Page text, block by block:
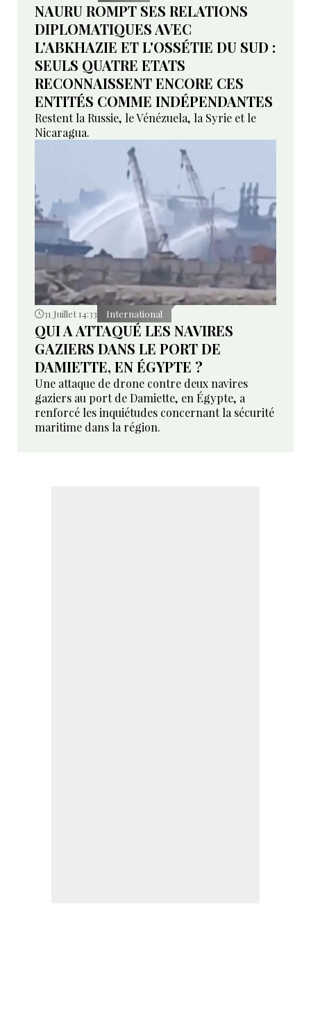
NAURU ROMPT SES RELATIONS
DIPLOMATIQUES AVEC
L'ABKHAZIE ET L'OSSÉTIE DU SUD :
SEULS QUATRE ETATS
RECONNAISSENT ENCORE CES
ENTITÉS COMME INDÉPENDANTES
Restent la Russie, le Vénézuela, la Syrie et le
Nicaragua.
31 Juillet 14:33 International
QUI A ATTAQUÉ LES NAVIRES
GAZIERS DANS LE PORT DE
DAMIETTE, EN ÉGYPTE ?
Une attaque de drone contre deux navires
gaziers au port de Damiette, en Égypte, a
renforcé les inquiétudes concernant la sécurité
maritime dans la région.